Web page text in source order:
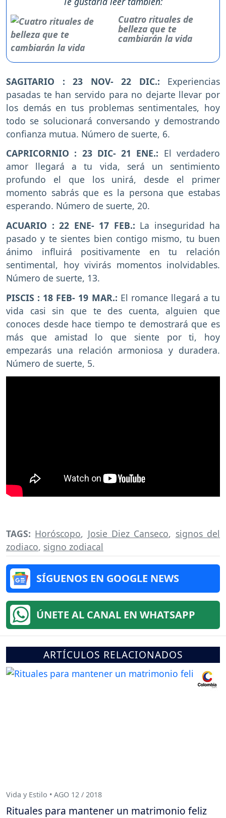
Cuatro rituales de
belleza que te
cambiarán la vida
SAGITARIO : 23 NOV- 22 DIC.: Experiencias
pasadas te han servido para no dejarte llevar por
los demás en tus problemas sentimentales, hoy
todo se solucionará conversando y demostrando
confianza mutua. Número de suerte, 6.
CAPRICORNIO : 23 DIC- 21 ENE.: El verdadero
amor llegará a tu vida, será un sentimiento
profundo el que los unirá, desde el primer
momento sabrás que es la persona que estabas
esperando. Número de suerte, 20.
ACUARIO : 22 ENE- 17 FEB.: La inseguridad ha
pasado y te sientes bien contigo mismo, tu buen
ánimo influirá positivamente en tu relación
sentimental, hoy vivirás momentos inolvidables.
Número de suerte, 13.
PISCIS : 18 FEB- 19 MAR.: El romance llegará a tu
vida casi sin que te des cuenta, alguien que
conoces desde hace tiempo te demostrará que es
más que amistad lo que siente por ti, hoy
empezarás una relación armoniosa y duradera.
Número de suerte, 5.
TAGS: Horóscopo, Josie Diez Canseco, signos del
zodiaco, signo zodiacal
SÍGUENOS EN GOOGLE NEWS
ÚNETE AL CANAL EN WHATSAPP
ARTÍCULOS RELACIONADOS
Vida y Estilo • AGO 12 / 2018
Rituales para mantener un matrimonio feliz